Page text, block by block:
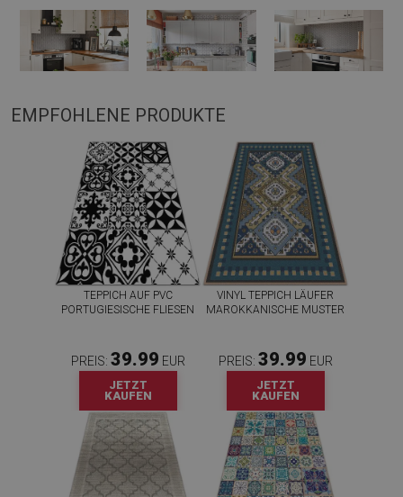
EMPFOHLENE PRODUKTE
TEPPICH AUF PVC
PORTUGIESISCHE FLIESEN
PREIS: 39.99 EUR
JETZT
KAUFEN
VINYL TEPPICH LÄUFER
MAROKKANISCHE MUSTER
PREIS: 39.99 EUR
JETZT
KAUFEN